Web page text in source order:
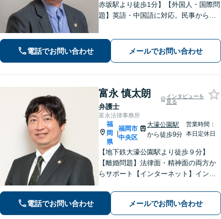
赤坂駅より徒歩1分】【外国人・国際問
題】英語・中国語に対応。民事から刑
認定など実績多数【税務訴訟】税務調
査や審査請求、国際税務も対応可能
電話でお問い合わせ メールでお問い合わせ
富永 慎太朗
弁護士
インタビューを
見る
富永法律事務所
福
岡
県
|
福岡市
中央区
大濠公園駅
から徒歩9分
営業時間：
本日定休日
【地下鉄大濠公園駅より徒歩９分】
【離婚問題】法律面・精神面の両方か
らサポート【インターネット】インス
決実績多数【休日面談可】【子連れ相
談可】【初回面談無料】
電話でお問い合わせ メールでお問い合わせ